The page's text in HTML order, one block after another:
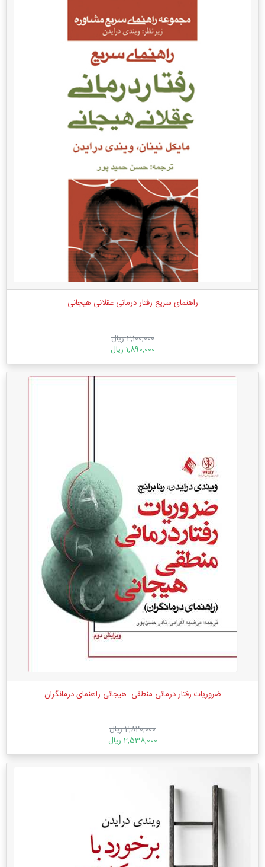
راهنمای سریع رفتار درمانی عقلانی هیجانی
2,100,000 ریال
1,890,000 ریال
ضروریات رفتار درمانی منطقی- هیجانی راهنمای درمانگران
2,820,000 ریال
2,538,000 ریال